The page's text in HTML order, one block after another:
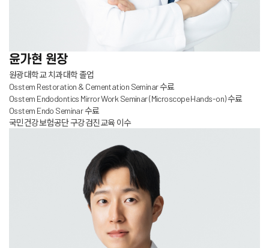
윤가현 원장
원광대학교 치과대학 졸업
Osstem Restoration & Cementation Seminar 수료
Osstem Endodontics Mirror Work Seminar (Microscope Hands-on) 수료
Osstem Endo Seminar 수료
국민건강보험공단 구강검진교육 이수